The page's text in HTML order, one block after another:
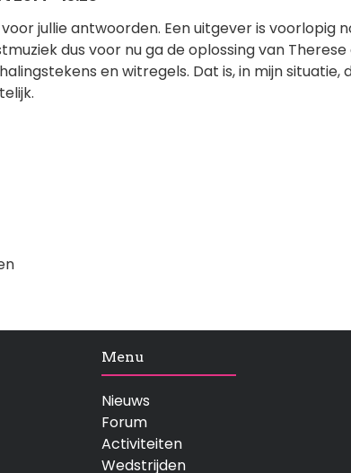
jullie antwoorden. Een uitgever is voorlopig
dus voor nu ga de oplossing van
en witregels. Dat is, in mijn situatie,
Menu
Nieuws
Forum
Activiteiten
Wedstrijden